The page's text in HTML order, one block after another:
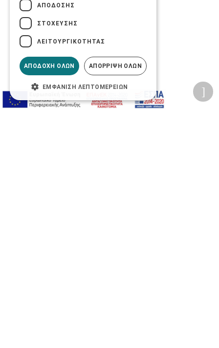
ΑΠΌΔΟΣΗΣ
ΣΤΌΧΕΥΣΗΣ
ΛΕΙΤΟΥΡΓΙΚΌΤΗΤΑΣ
ΑΠΟΔΟΧΉ ΌΛΩΝ ΑΠΌΡΡΙΨΗ ΌΛΩΝ
ΕΜΦΆΝΙΣΗ ΛΕΠΤΟΜΕΡΕΙΏΝ